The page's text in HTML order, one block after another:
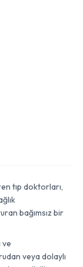
tıp doktorları,
bağımsız bir
ve
veya dolaylı